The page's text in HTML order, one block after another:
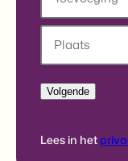
Toevoeging
Lees in het